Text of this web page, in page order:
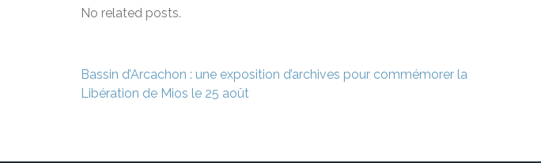
No related posts.
Navigation
de
Bassin d’Arcachon : une exposition d’archives pour commémorer la
Libération de Mios le 25 août